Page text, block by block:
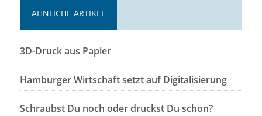
ÄHNLICHE ARTIKEL
3D-Druck aus Papier
Hamburger Wirtschaft setzt auf Digitalisierung
Schraubst Du noch oder druckst Du schon?